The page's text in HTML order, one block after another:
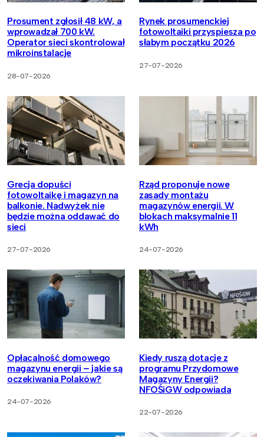
Prosument zgłosił 48 kW, a
wprowadzał 700 kW.
Operator sieci skontrolował
mikroinstalacje
28-07-2026
Rynek prosumenckiej
fotowoltaiki przyspiesza po
słabym początku 2026
27-07-2026
Grecja dopuści
fotowoltaikę i magazyn na
balkonie. Nadwyżek nie
będzie można oddawać do
sieci
27-07-2026
Rząd proponuje nowe
zasady montażu
magazynów energii. W
blokach maksymalnie 11
kWh
24-07-2026
Opłacalność domowego
magazynu energii – jakie są
oczekiwania Polaków?
24-07-2026
Kiedy ruszą dotacje z
programu Przydomowe
Magazyny Energii?
NFOŚiGW odpowiada
22-07-2026